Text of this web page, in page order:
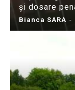
și dosare
Bianca SARA -